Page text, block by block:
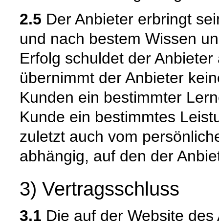
2.5 Der Anbieter erbringt
und nach bestem Wissen
Erfolg schuldet der
übernimmt der Anbieter
Kunden ein bestimmter
Kunde ein bestimmtes
zuletzt auch vom
abhängig, auf den der
3) Vertragsschluss
3.1 Die auf der Website